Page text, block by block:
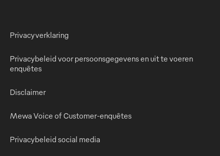
Privacyverklaring
Privacybeleid voor persoonsgegevens en uit te voeren
enquêtes
Disclaimer
Mewa Voice of Customer-enquêtes
Privacybeleid social media